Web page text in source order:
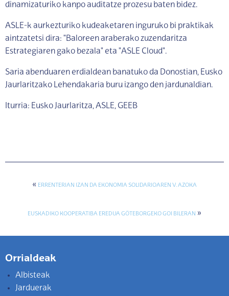
dinamizaturiko kanpo auditatze prozesu baten bidez.
ASLE-k aurkezturiko kudeaketaren inguruko bi praktikak
aintzatetsi dira: "Baloreen araberako zuzendaritza
Estrategiaren gako bezala" eta "ASLE Cloud".
Saria abenduaren erdialdean banatuko da Donostian, Eusko
Jaurlaritzako Lehendakaria buru izango den jardunaldian.
Iturria: Eusko Jaurlaritza, ASLE, GEEB
« ERRENTERIAN IZAN DA EKONOMIA SOLIDARIOAREN V. AZOKA
EUSKADIKO KOOPERATIBA EREDUA GÖTEBORGEKO GOI BILERAN »
Orrialdeak
Albisteak
Jarduerak